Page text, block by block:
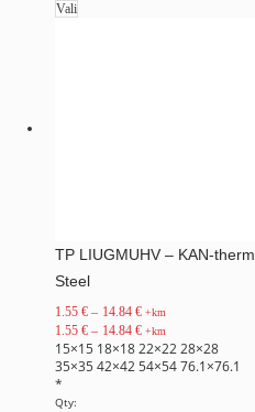
Vali
TP LIUGMUHV – KAN-therm
Steel
1.55€ – 14.84 € +km
1.55€ – 14.84 € +km
15×15 18×1822×2228×28
35×3542×4254×5476.1×76.1
*
Qty: